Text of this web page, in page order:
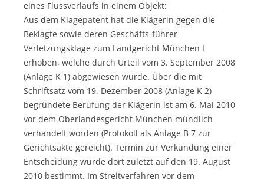
eines Flussverlaufs in einem Objekt:
Aus dem Klagepatent hat die Klägerin gegen die
Beklagte sowie deren Geschäfts-führer
Verletzungsklage zum Landgericht München I
erhoben, welche durch Urteil vom 3. September 2008
(Anlage K 1) abgewiesen wurde. Über die mit
Schriftsatz vom 19. Dezember 2008 (Anlage K 2)
begründete Berufung der Klägerin ist am 6. Mai 2010
vor dem Oberlandesgericht München mündlich
verhandelt worden (Protokoll als Anlage B 7 zur
Gerichtsakte gereicht). Termin zur Verkündung einer
Entscheidung wurde dort zuletzt auf den 19. August
2010 bestimmt. Im Streitverfahren vor dem